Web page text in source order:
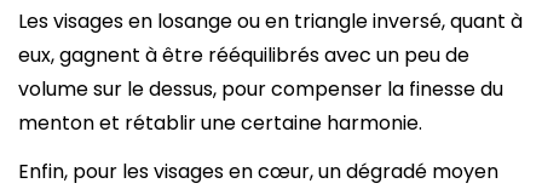
Les visages en losange ou en triangle inversé, quant à
eux, gagnent à être rééquilibrés avec un peu de
volume sur le dessus, pour compenser la finesse du
menton et rétablir une certaine harmonie.
Enfin, pour les visages en cœur, un dégradé moyen